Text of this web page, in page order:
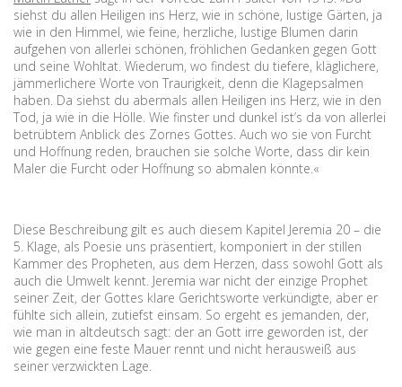
siehst du allen Heiligen ins Herz, wie in schöne, lustige Gärten, ja
wie in den Himmel, wie feine, herzliche, lustige Blumen darin
aufgehen von allerlei schönen, fröhlichen Gedanken gegen Gott
und seine Wohltat. Wiederum, wo findest du tiefere, kläglichere,
jämmerlichere Worte von Traurigkeit, denn die Klagepsalmen
haben. Da siehst du abermals allen Heiligen ins Herz, wie in den
Tod, ja wie in die Hölle. Wie finster und dunkel ist’s da von allerlei
betrübtem Anblick des Zornes Gottes. Auch wo sie von Furcht
und Hoffnung reden, brauchen sie solche Worte, dass dir kein
Maler die Furcht oder Hoffnung so abmalen könnte.«
Diese Beschreibung gilt es auch diesem Kapitel Jeremia 20 – die
5. Klage, als Poesie uns präsentiert, komponiert in der stillen
Kammer des Propheten, aus dem Herzen, dass sowohl Gott als
auch die Umwelt kennt. Jeremia war nicht der einzige Prophet
seiner Zeit, der Gottes klare Gerichtsworte verkündigte, aber er
fühlte sich allein, zutiefst einsam. So ergeht es jemanden, der,
wie man in altdeutsch sagt: der an Gott irre geworden ist, der
wie gegen eine feste Mauer rennt und nicht herausweiß aus
seiner verzwickten Lage.